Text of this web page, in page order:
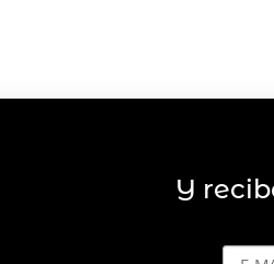
Y